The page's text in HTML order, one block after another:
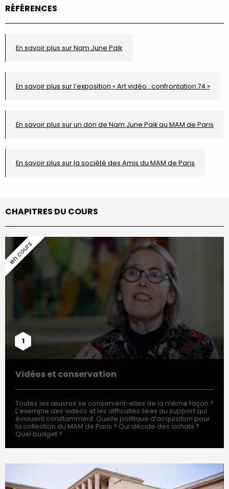
RÉFÉRENCES
En savoir plus sur Nam June Paik
En savoir plus sur l’exposition « Art vidéo : confrontation 74 »
En savoir plus sur un don de Nam June Paik au MAM de Paris
En savoir plus sur la société des Amis du MAM de Paris
CHAPITRES DU COURS
1
Vidéos et conservation
Toutes les œuvres se conservent-elles de la même façon ?
L’exemple des vidéos et les difficultés liées au support qui
évoluent constamment. Quelle politique d’acquisition pour
la collection du MAM de Paris ? Qui décide des achats ?
Quel budget ?